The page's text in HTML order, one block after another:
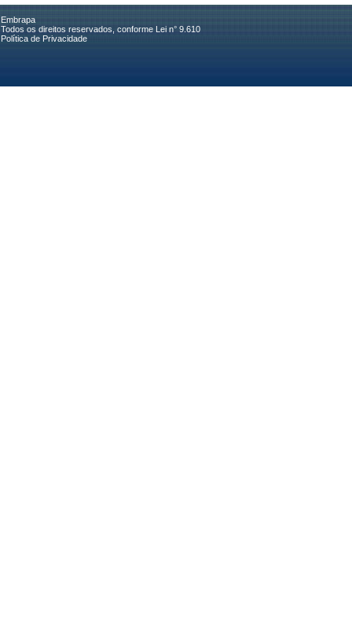
Embrapa
Todos os direitos reservados, conforme Lei n° 9.610
Política de Privacidade